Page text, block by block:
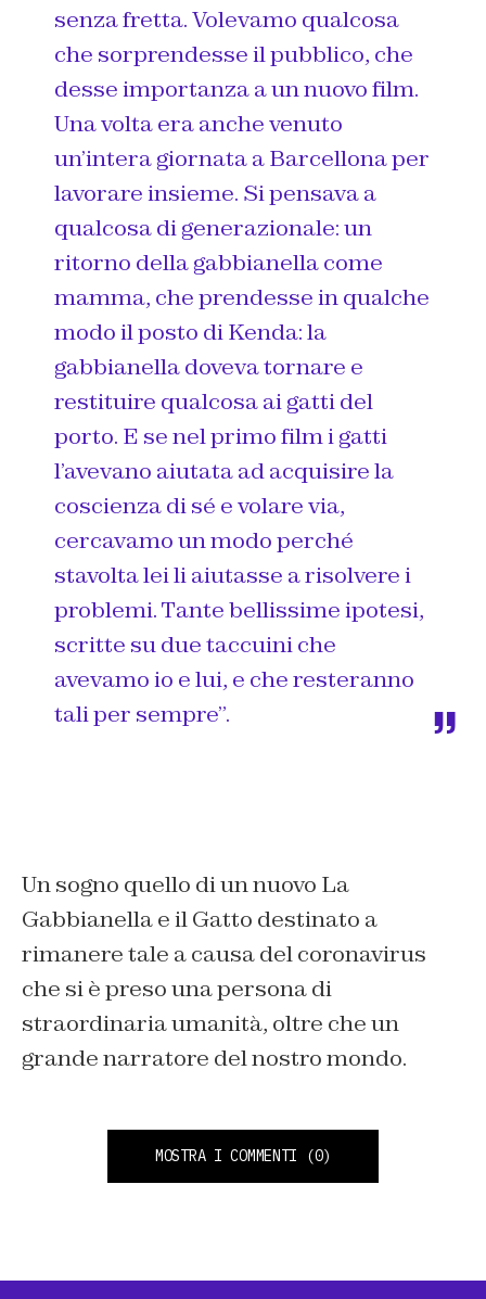
senza fretta. Volevamo qualcosa
che sorprendesse il pubblico, che
desse importanza a un nuovo film.
Una volta era anche venuto
un’intera giornata a Barcellona per
lavorare insieme. Si pensava a
qualcosa di generazionale: un
ritorno della gabbianella come
mamma, che prendesse in qualche
modo il posto di Kenda: la
gabbianella doveva tornare e
restituire qualcosa ai gatti del
porto. E se nel primo film i gatti
l’avevano aiutata ad acquisire la
coscienza di sé e volare via,
cercavamo un modo perché
stavolta lei li aiutasse a risolvere i
problemi. Tante bellissime ipotesi,
scritte su due taccuini che
avevamo io e lui, e che resteranno
tali per sempre”.
Un sogno quello di un nuovo La
Gabbianella e il Gatto destinato a
rimanere tale a causa del coronavirus
che si è preso una persona di
straordinaria umanità, oltre che un
grande narratore del nostro mondo.
MOSTRA I COMMENTI (0)